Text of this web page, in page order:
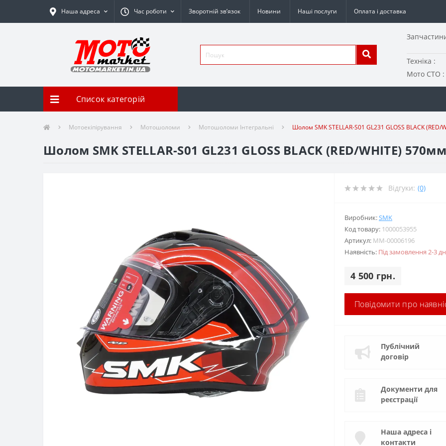
Наша адреса Час роботи Зворотній зв’язок Новини Наші послуги Оплата і доставка
Техніка :
Мото СТО :
Список категорій
Мотоекіпірування Мотошоломи Мотошоломи Інтегральні Шолом SMK STELLAR-S01 GL231 GLOSS BLACK
Шолом SMK STELLAR-S01 GL231 GLOSS BLACK (RED/WHITE)
Відгуки: (0)
Виробник:SMK
Код товару: 1000053955
Артикул: MM-00006196
Наявність: Під замовлення 2-3
4 500 грн.
Повідомити про
Публічний
договір
Документи для
реєстрації
Наша адреса і
контакти